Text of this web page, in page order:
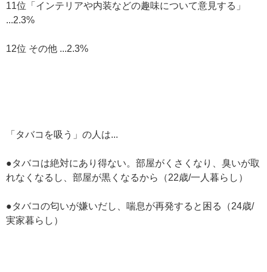
11位「インテリアや内装などの趣味について意見する」
...2.3%
12位 その他 ...2.3%
「タバコを吸う」の人は...
●タバコは絶対にあり得ない。部屋がくさくなり、臭いが取
れなくなるし、部屋が黒くなるから（22歳/一人暮らし）
●タバコの匂いが嫌いだし、喘息が再発すると困る（24歳/
実家暮らし）